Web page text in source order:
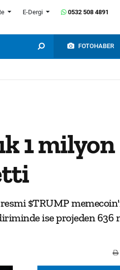
E-Dergi 0532 508 4891
FOTOHABER
1 milyon
$TRUMP
ise projeden 636